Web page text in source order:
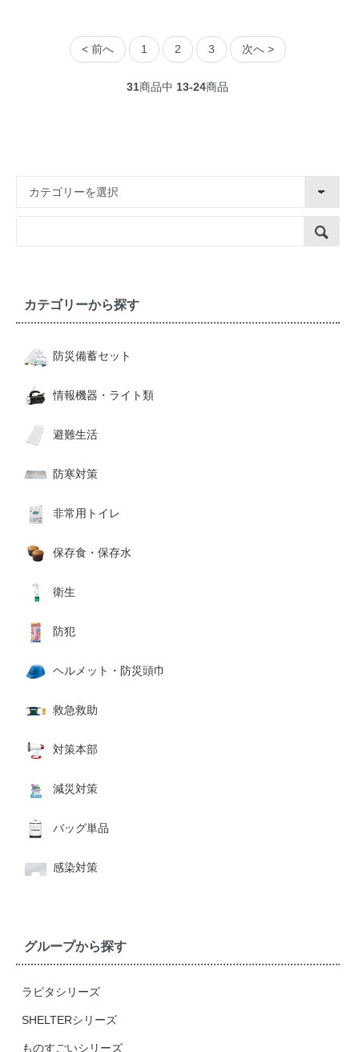
< 前へ 1 2 3 次へ >
31商品中 13-24商品
カテゴリーから探す
防災備蓄セット
情報機器・ライト類
避難生活
防寒対策
非常用トイレ
保存食・保存水
衛生
防犯
ヘルメット・防災頭巾
救急救助
対策本部
減災対策
バッグ単品
感染対策
グループから探す
ラピタシリーズ
SHELTERシリーズ
ものすごいシリーズ